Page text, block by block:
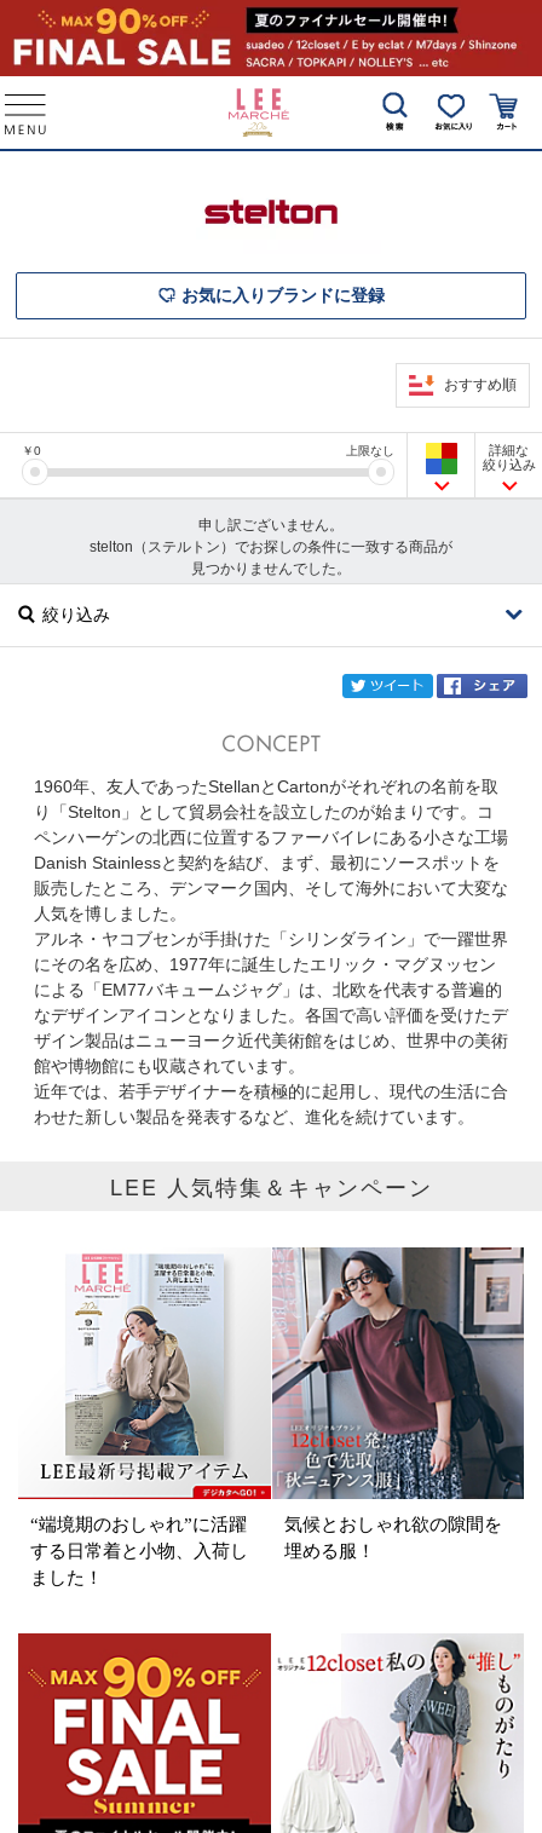
お気に入りブランドに登録
おすすめ順
￥0 上限なし
詳細な
絞り込み
申し訳ございません。
stelton（ステルトン）でお探しの条件に一致する商品が
見つかりませんでした。
絞り込み
ブランド stelton
カテゴリ
サイズ
掲載雑誌
価格
円～
SALE商品 予約品
再入荷 ラスト1
在庫あり
カラー
ホワイト ブラック グレー
ベージュ
イエロー レッド ピンク
パープル グリーン ブルー
ゴールド シルバー マルチ
1960年、友人であったStellanとCartonがそれぞれの名前を取
り「Stelton」として貿易会社を設立したのが始まりです。コ
ペンハーゲンの北西に位置するファーバイレにある小さな工場
Danish Stainlessと契約を結び、まず、最初にソースポットを
販売したところ、デンマーク国内、そして海外において大変な
人気を博しました。
アルネ・ヤコブセンが手掛けた「シリンダライン」で一躍世界
にその名を広め、1977年に誕生したエリック・マグヌッセン
による「EM77バキュームジャグ」は、北欧を代表する普遍的
なデザインアイコンとなりました。各国で高い評価を受けたデ
ザイン製品はニューヨーク近代美術館をはじめ、世界中の美術
館や博物館にも収蔵されています。
近年では、若手デザイナーを積極的に起用し、現代の生活に合
わせた新しい製品を発表するなど、進化を続けています。
LEE 人気特集＆キャンペーン
“端境期のおしゃれ”に活躍
する日常着と小物、入荷し
ました！
気候とおしゃれ欲の隙間を
埋める服！